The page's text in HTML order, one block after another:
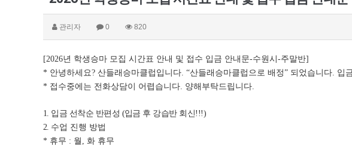
관리자 0 820
[2026년 학생승마 모집 시간표 안내 및 접수 입금 안내문-수원시-주말반]
* 안녕하세요? 산들래승마클럽입니다. “산들래승마클럽으로 배정” 되었습니다. 입
* 접수중에는 전화상담이 어렵습니다. 양해부탁드립니다.
1. 입금 선착순 반편성 (입금 후 강습반 회신!!!)
2. 수업 진행 방법
* 휴무 : 월 , 화 휴무